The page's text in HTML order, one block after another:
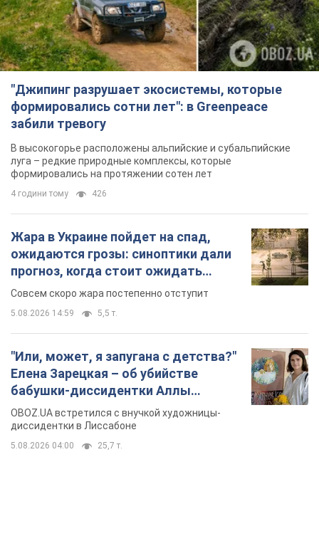
В высокогорье расположены альпийские и субальпийские
луга – редкие природные комплексы, которые
формировались на протяжении сотен лет
4 години тому 426
Жара в Украине пойдет на спад,
ожидаются грозы: синоптики дали
прогноз, когда стоит ожидать
изменения погоды
Совсем скоро жара постепенно отступит
5.08.2026 14:59 5,5 т.
"Или, может, я запугана с детства?"
Елена Зарецкая – об убийстве
бабушки-диссидентки Аллы
Горской, критике сына Стуса и
бегстве в Португалию с пятью
детьми
OBOZ.UA встретился с внучкой художницы-